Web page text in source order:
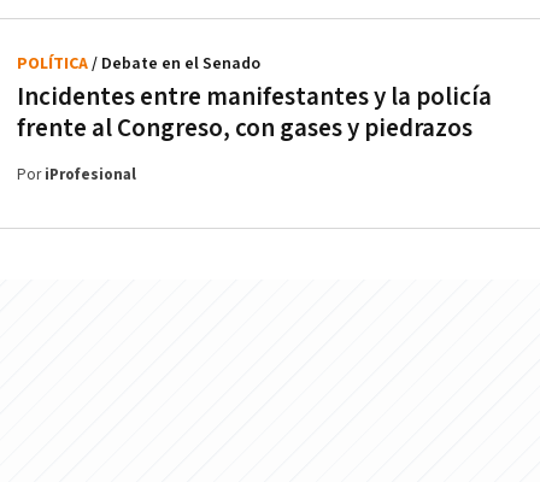
Incidentes entre manifestantes y la policía
frente al Congreso, con gases y piedrazos
POLÍTICA/ Debate en el Senado
PoriProfesional